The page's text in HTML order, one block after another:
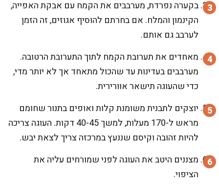
בקערה נפרדת, מערבבים את הקמח עם אבקת האפייה,
הקינמון והמלח. אם בחרתם להוסיף אגוזים, זה הזמן
לערבב גם אותם.
מאחדים את תערובת הקמח לתוך התערובת הרטובה.
מערבבים בעדינות עד שהכול מתאחד אך לא יותר מדי,
כדי שהעוגה תישאר אוורירית.
יוצקים לתבנית משומנת קלות ואופים בתנור שחומם
מראש ל-170 מעלות, למשך 40-45 דקות. העוגה צריכה
להיות זהובה וקיסם שננעץ במרכזה צריך לצאת יבש.
מצננים היטב את העוגה לפני שמורחים עליה את
הציפוי.